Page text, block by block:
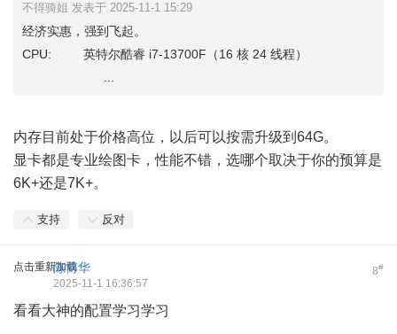
不得骑姐 发表于 2025-11-1 15:29
经济实惠，强到飞起。
CPU: 英特尔酷睿 i7-13700F（16 核 24 线程）
内存目前处于价格高位，以后可以按需升级到64G。
显卡都是专业绘图卡，性能不错，选哪个取决于你的预算是
6K+还是7K+。
支持 反对
点击重新加载 8#
陈博华
2025-11-1 16:36:57
看看大神的配置学习学习